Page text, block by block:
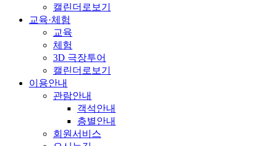
캘린더로보기
교육·체험
교육
체험
3D 극장투어
캘린더로보기
이용안내
관람안내
객석안내
층별안내
회원서비스